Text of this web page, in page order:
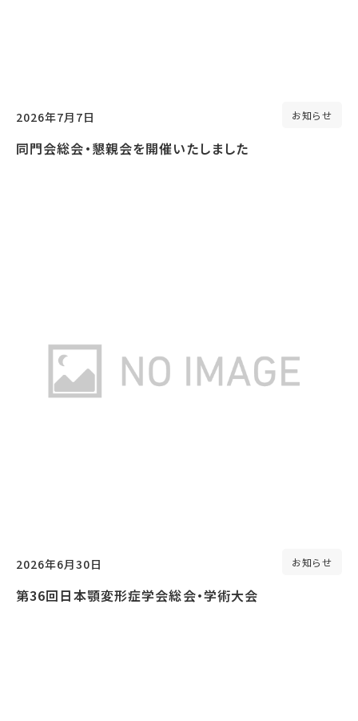
2026年7月7日 お知らせ
同門会総会・懇親会を開催いたしました
2026年6月30日 お知らせ
第36回日本顎変形症学会総会・学術大会